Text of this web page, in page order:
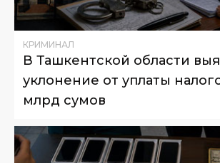
КРИМИНАЛ
В Ташкентской области
уклонение от уплаты
млрд сумов